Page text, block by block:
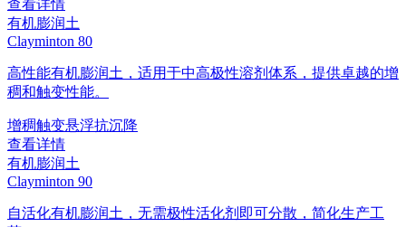
查看详情
有机膨润土
Clayminton 80
高性能有机膨润土，适用于中高极性溶剂体系，提供卓越的增
稠和触变性能。
增稠触变悬浮抗沉降
查看详情
有机膨润土
Clayminton 90
自活化有机膨润土，无需极性活化剂即可分散，简化生产工